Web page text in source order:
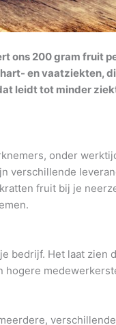
ons 200 gram fruit
en vaatziekten,
leidt tot minder
onder
verschillende
fruit bij je
bedrijf. Het laat zien